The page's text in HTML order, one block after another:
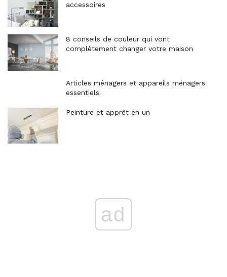
accessoires
8 conseils de couleur qui vont
complètement changer votre maison
Articles ménagers et appareils ménagers
essentiels
Peinture et apprêt en un
ad